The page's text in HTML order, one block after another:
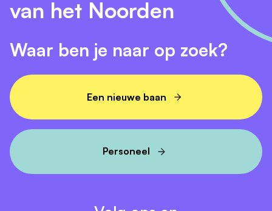
van het Noorden
Waar ben je naar op zoek?
Een nieuwe baan
Personeel